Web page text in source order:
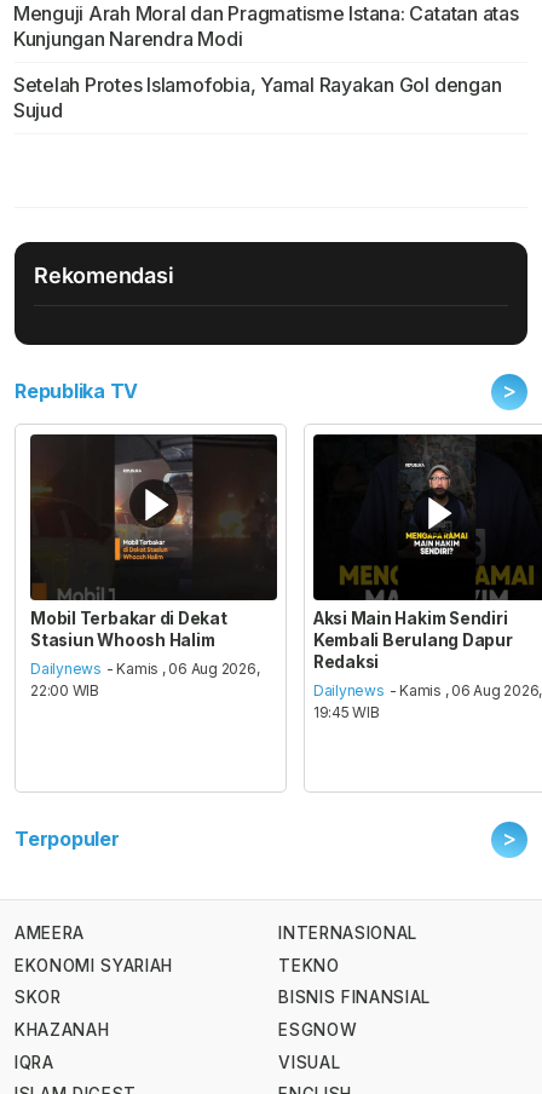
Menguji Arah Moral dan Pragmatisme Istana: Catatan atas
Kunjungan Narendra Modi
Setelah Protes Islamofobia, Yamal Rayakan Gol dengan
Sujud
Rekomendasi
Republika TV >
Mobil Terbakar di Dekat
Stasiun Whoosh Halim
Dailynews - Kamis , 06 Aug 2026,
22:00 WIB
Aksi Main Hakim Sendiri
Kembali Berulang Dapur
Redaksi
Dailynews - Kamis , 06 Aug 2026,
19:45 WIB
Terpopuler >
AMEERA
EKONOMI SYARIAH
SKOR
KHAZANAH
IQRA
INTERNASIONAL
TEKNO
BISNIS FINANSIAL
ESGNOW
VISUAL